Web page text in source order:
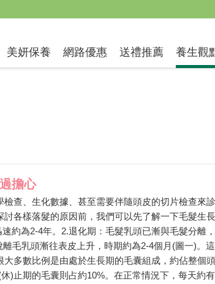
擔心
查、生化數據、甚至需要伴隨頭皮的切片檢查來診
各樣落髮的原因前，我們可以先了解一下毛髮生長
約為2-4年。2.退化期：毛髮乳頭已漸與毛髮分離，
毛乳頭漸往表皮上升，時期約為2-4個月(圖一)。這
多數比例是由處於生長期的毛囊組成，約佔整個頭
)止期的毛囊則占約10%。在正常情況下，每天約有
美妍保養 網路優惠 送禮推薦 養生觀